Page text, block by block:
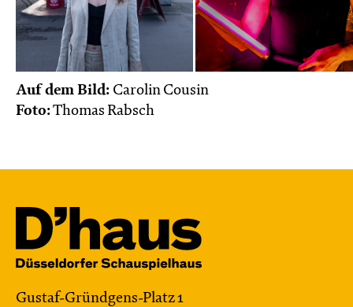
Auf dem Bild: Carolin Cousin
Foto:Thomas Rabsch
Gustaf-Gründgens-Platz 1